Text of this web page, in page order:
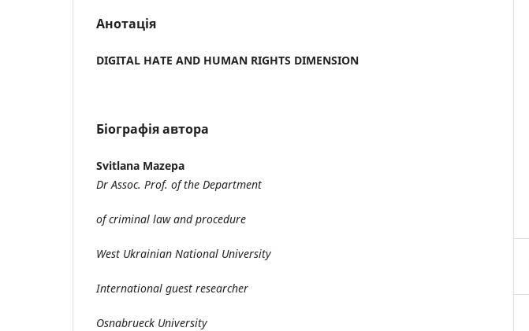
Анотація
DIGITAL HATE AND HUMAN RIGHTS DIMENSION
Біографія автора
Svitlana Mazepa
Dr Assoc. Prof. of the Department
of criminal law and procedure
West Ukrainian National University
International guest researcher
Osnabrueck University